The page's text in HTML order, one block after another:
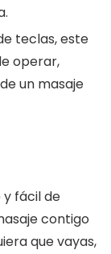
teclas, este
operar,
un masaje
fácil de
contigo
que vayas,